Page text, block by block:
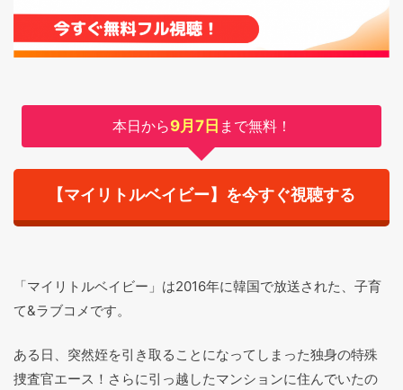
本日から9月7日 まで無料！
【マイリトルベイビー】を今すぐ視聴する
「マイリトルベイビー」は2016年に韓国で放送された、子育
て&ラブコメです。
ある日、突然姪を引き取ることになってしまった独身の特殊
捜査官エース！さらに引っ越したマンションに住んでいたの